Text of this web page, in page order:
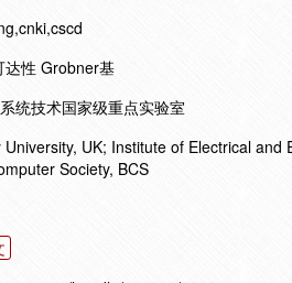
达性 Grobner基
统技术国家级重点实验室
UK; Institute of Electrical
Society, BCS